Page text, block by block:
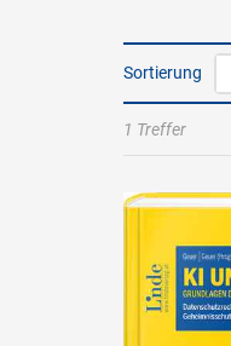
Sortierung
1 Treffer